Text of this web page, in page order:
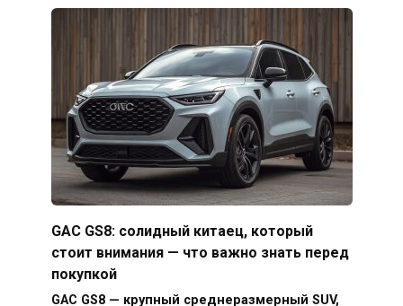
GAC GS8: солидный китаец, который
стоит внимания — что важно знать перед
покупкой
GAC GS8 — крупный среднеразмерный SUV,